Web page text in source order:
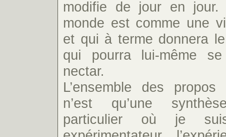
modifie de jour en
monde est comme une
et qui à terme donnera
qui pourra lui-même
nectar.
L’ensemble des
n’est qu’une
particulier où je